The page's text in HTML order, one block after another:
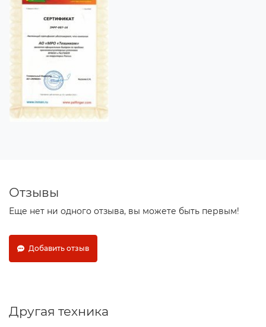
Отзывы
Еще нет ни одного отзыва, вы можете быть первым!
Добавить отзыв
Другая техника